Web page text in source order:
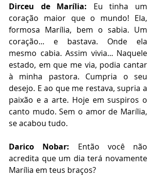
Dirceu de Marília: Eu tinha um
coração maior que o mundo! Ela,
formosa Marília, bem o sabia. Um
coração... e bastava. Onde ela
mesmo cabia. Assim vivia... Naquele
estado, em que me via, podia cantar
à minha pastora. Cumpria o seu
desejo. E ao que me restava, supria a
paixão e a arte. Hoje em suspiros o
canto mudo. Sem o amor de Marília,
se acabou tudo.
Darico Nobar: Então você não
acredita que um dia terá novamente
Marília em teus braços?